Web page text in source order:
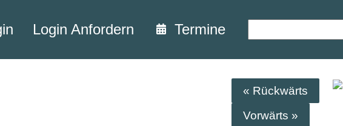
Login Anfordern Termine
« Rückwärts
Vorwärts »